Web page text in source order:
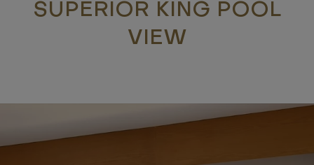
SUPERIOR KING POOL
VIEW